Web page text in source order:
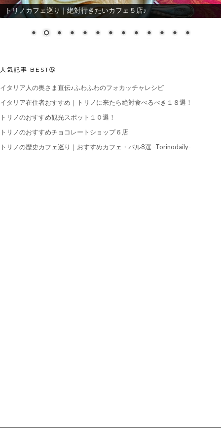
トリノカフェ巡り｜絶対行きたいカフェ５店♪
人気記事 BEST⑤
イタリア人の奥さま直伝♪ふわふわのフォカッチャレシピ
イタリア在住者おすすめ｜トリノに来たら絶対食べるべき１８選！
トリノのおすすめ観光スポット１０選！
トリノのおすすめチョコレートショップ６店
トリノの歴史カフェ巡り｜おすすめカフェ・バル8選 -Torinodaily-